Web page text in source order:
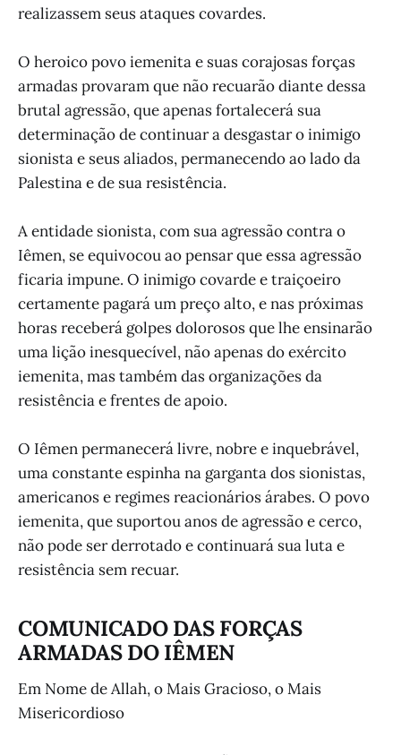
realizassem seus ataques covardes.
O heroico povo iemenita e suas corajosas forças
armadas provaram que não recuarão diante dessa
brutal agressão, que apenas fortalecerá sua
determinação de continuar a desgastar o inimigo
sionista e seus aliados, permanecendo ao lado da
Palestina e de sua resistência.
A entidade sionista, com sua agressão contra o
Iêmen, se equivocou ao pensar que essa agressão
ficaria impune. O inimigo covarde e traiçoeiro
certamente pagará um preço alto, e nas próximas
horas receberá golpes dolorosos que lhe ensinarão
uma lição inesquecível, não apenas do exército
iemenita, mas também das organizações da
resistência e frentes de apoio.
O Iêmen permanecerá livre, nobre e inquebrável,
uma constante espinha na garganta dos sionistas,
americanos e regimes reacionários árabes. O povo
iemenita, que suportou anos de agressão e cerco,
não pode ser derrotado e continuará sua luta e
resistência sem recuar.
COMUNICADO DAS FORÇAS
ARMADAS DO IÊMEN
Em Nome de Allah, o Mais Gracioso, o Mais
Misericordioso